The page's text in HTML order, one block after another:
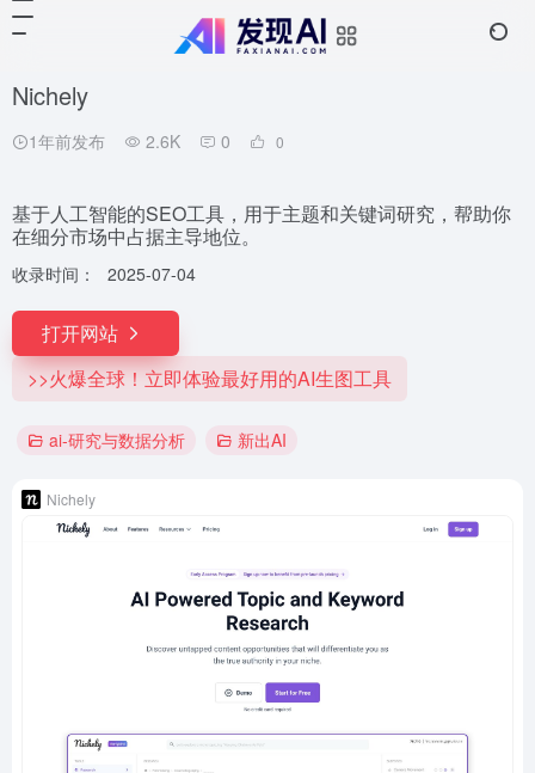
Nichely
1年前发布 2.6K 0 0
基于人工智能的SEO工具，用于主题和关键词研究，帮助你
在细分市场中占据主导地位。
收录时间： 2025-07-04
打开网站
>>火爆全球！立即体验最好用的AI生图工具
ai-研究与数据分析 新出AI
Nichely